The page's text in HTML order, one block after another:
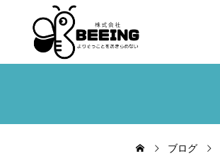
ブログ